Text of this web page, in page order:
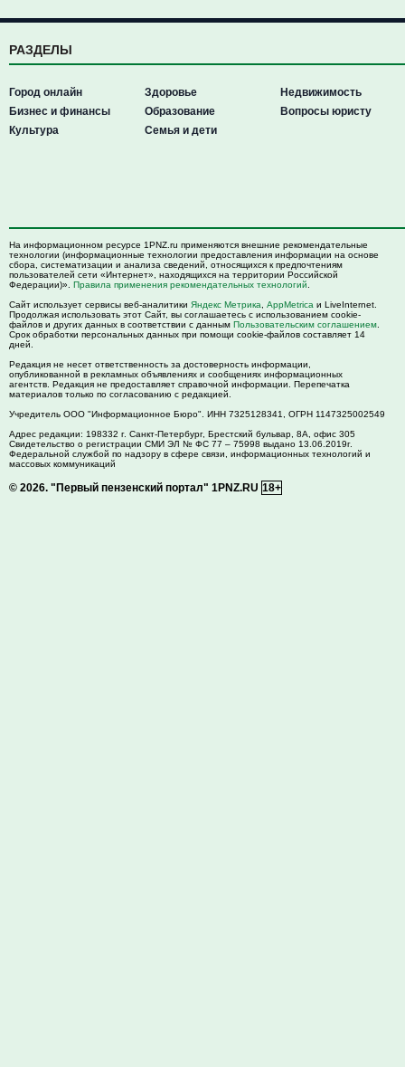
РАЗДЕЛЫ
Город онлайн
Бизнес и финансы
Культура
Здоровье
Образование
Семья и дети
Недвижимость
Вопросы юристу
На информационном ресурсе 1PNZ.ru применяются внешние рекомендательные
технологии (информационные технологии предоставления информации на основе
сбора, систематизации и анализа сведений, относящихся к предпочтениям
пользователей сети «Интернет», находящихся на территории Российской
Федерации)». Правила применения рекомендательных технологий
Сайт использует сервисы веб-аналитики Яндекс Метрика AppMetrica и LiveInternet.
Продолжая использовать этот Сайт, вы соглашаетесь с использованием cookie-
файлов и других данных в соответствии с данным Пользовательским соглашением
Срок обработки персональных данных при помощи cookie-файлов составляет 14
дней.
Редакция не несет ответственность за достоверность информации,
опубликованной в рекламных объявлениях и сообщениях информационных
агентств. Редакция не предоставляет справочной информации. Перепечатка
материалов только по согласованию с редакцией.
Учредитель ООО "Информационное Бюро". ИНН 7325128341, ОГРН 1147325002549
Адрес редакции: 198332 г. Санкт-Петербург, Брестский бульвар, 8А, офис 305
Свидетельство о регистрации СМИ ЭЛ № ФС 77 – 75998 выдано 13.06.2019г.
Федеральной службой по надзору в сфере связи, информационных технологий и
массовых коммуникаций
© 2026. "Первый пензенский портал" 1PNZ.RU 18+